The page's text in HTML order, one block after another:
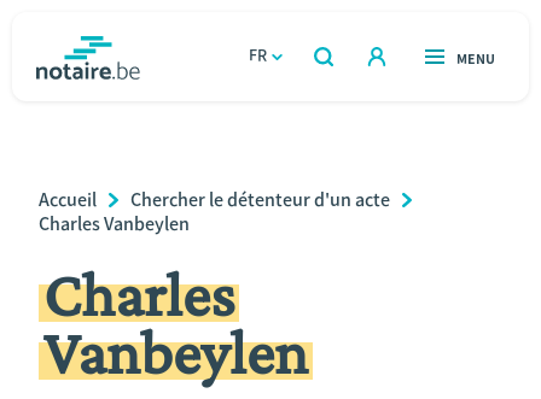
FR
OUVERT
RECHERCHER
OUVERT
MENU
Relations et vivre ensemble
Héritage et donations
Entreprendre
Breadcrumb
Accueil
Chercher le détenteur d'un acte
Charles Vanbeylen
Charles
Vanbeylen